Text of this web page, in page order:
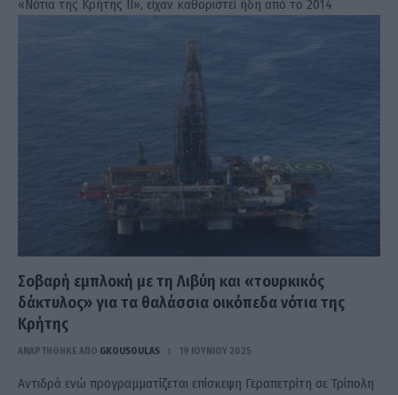
«Νότια της Κρήτης II», είχαν καθοριστεί ήδη από το 2014
Σοβαρή εμπλοκή με τη Λιβύη και «τουρκικός
δάκτυλος» για τα θαλάσσια οικόπεδα νότια της
Κρήτης
ΑΝΑΡΤΗΘΗΚΕ ΑΠΟ GKOUSOULAS 19 ΙΟΥΝΊΟΥ 2025
Αντιδρά ενώ προγραμματίζεται επίσκεψη Γεραπετρίτη σε Τρίπολη